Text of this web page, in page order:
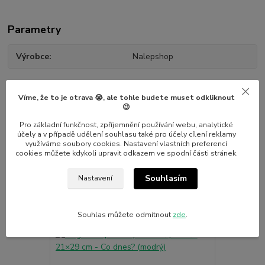
Parametry
Výrobce Nalepshop
Související zboží 7
Víme, že to je otrava 😭, ale tohle budete muset odkliknout
😉
Pro základní funkčnost, zpříjemnění používání webu, analytické
účely a v případě udělení souhlasu také pro účely cílení reklamy
využíváme soubory cookies. Nastavení vlastních preferencí
cookies můžete kdykoli upravit odkazem ve spodní části stránek.
Nastavení Souhlasím
Souhlas můžete odmítnout zde.